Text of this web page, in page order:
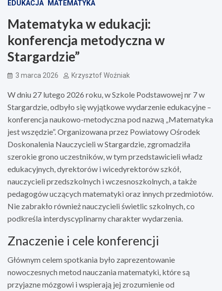
EDUKACJA MATEMATYKA
Matematyka w edukacji:
konferencja metodyczna w
Stargardzie”
3 marca 2026 Krzysztof Woźniak
W dniu 27 lutego 2026 roku, w Szkole Podstawowej nr 7 w
Stargardzie, odbyło się wyjątkowe wydarzenie edukacyjne –
konferencja naukowo-metodyczna pod nazwą „Matematyka
jest wszędzie”. Organizowana przez Powiatowy Ośrodek
Doskonalenia Nauczycieli w Stargardzie, zgromadziła
szerokie grono uczestników, w tym przedstawicieli władz
edukacyjnych, dyrektorów i wicedyrektorów szkół,
nauczycieli przedszkolnych i wczesnoszkolnych, a także
pedagogów uczących matematyki oraz innych przedmiotów.
Nie zabrakło również nauczycieli świetlic szkolnych, co
podkreśla interdyscyplinarny charakter wydarzenia.
Znaczenie i cele konferencji
Głównym celem spotkania było zaprezentowanie
nowoczesnych metod nauczania matematyki, które są
przyjazne mózgowi i wspierają jej zrozumienie od